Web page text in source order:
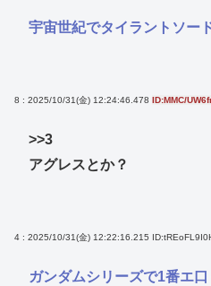
宇宙世紀でタイラントソー
8 : 2025/10/31(金) 12:24:46.478 ID:MMC/
>>3
アグレスとか？
4 : 2025/10/31(金) 12:22:16.215
ガンダムシリーズで1番エ